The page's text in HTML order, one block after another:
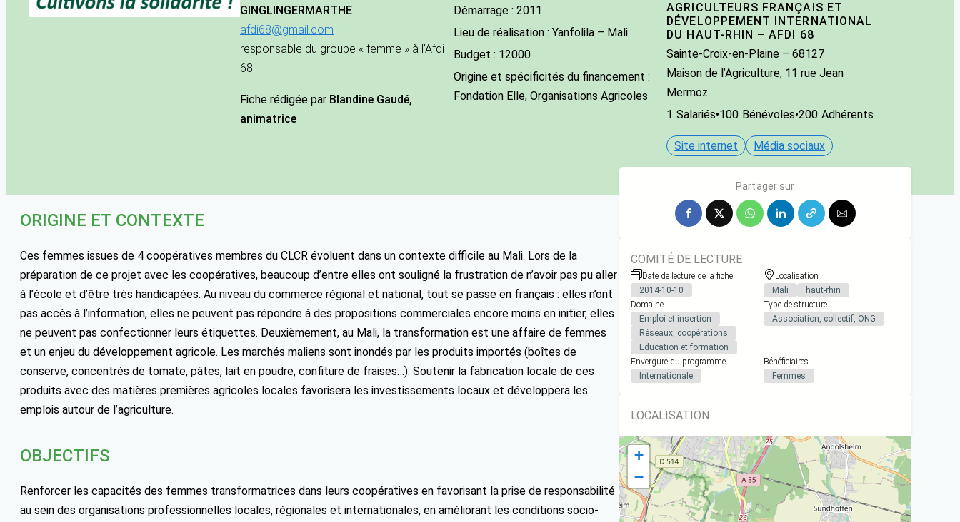
GINGLINGERMARTHE
afdi68@gmail.com
responsable du groupe « femme » à l’Afdi
68
Fiche rédigée par Blandine Gaudé,
animatrice
Démarrage : 2011
Lieu de réalisation : Yanfolila – Mali
Budget : 12000
Origine et spécificités du financement :
Fondation Elle, Organisations Agricoles
AGRICULTEURS FRANÇAIS ET
DÉVELOPPEMENT INTERNATIONAL
DU HAUT-RHIN – AFDI 68
Sainte-Croix-en-Plaine – 68127
Maison de l’Agriculture, 11 rue Jean
Mermoz
1 Salariés•100 Bénévoles•200 Adhérents
Site internet Média sociaux
ORIGINE ET CONTEXTE
Ces femmes issues de 4 coopératives membres du CLCR évoluent dans un contexte difficile au Mali. Lors de la
préparation de ce projet avec les coopératives, beaucoup d’entre elles ont souligné la frustration de n’avoir pas pu aller
à l’école et d’être très handicapées. Au niveau du commerce régional et national, tout se passe en français : elles n’ont
pas accès à l’information, elles ne peuvent pas répondre à des propositions commerciales encore moins en initier, elles
ne peuvent pas confectionner leurs étiquettes. Deuxièmement, au Mali, la transformation est une affaire de femmes
et un enjeu du développement agricole. Les marchés maliens sont inondés par les produits importés (boîtes de
conserve, concentrés de tomate, pâtes, lait en poudre, confiture de fraises…). Soutenir la fabrication locale de ces
produits avec des matières premières agricoles locales favorisera les investissements locaux et développera les
emplois autour de l’agriculture.
OBJECTIFS
Renforcer les capacités des femmes transformatrices dans leurs coopératives en favorisant la prise de responsabilité
au sein des organisations professionnelles locales, régionales et internationales, en améliorant les conditions socio-
Partager sur
COMITÉ DE LECTURE
Date de lecture de la fiche
2014-10-10
Localisation
Mali
haut-rhin
Domaine
Emploi et insertion
Réseaux, coopérations
Education et formation
Type de structure
Association, collectif, ONG
Envergure du programme
Internationale
Bénéficiaires
Femmes
LOCALISATION
+
−